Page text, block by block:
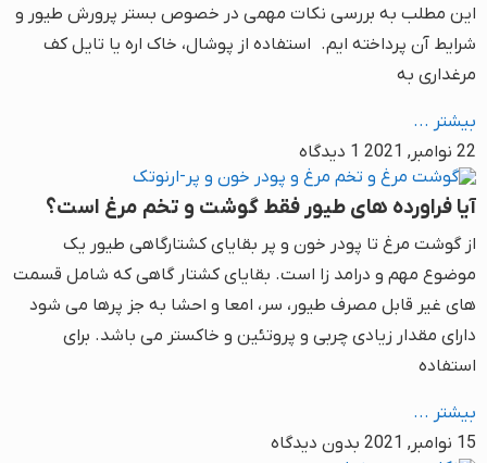
این مطلب به بررسی نکات مهمی در خصوص بستر پرورش طیور و
شرایط آن پرداخته ایم. استفاده از پوشال، خاک اره یا تایل کف
مرغداری به
بیشتر ...
22 نوامبر, 2021
1 دیدگاه
آیا فراورده های طیور فقط گوشت و تخم مرغ است؟
از گوشت مرغ تا پودر خون و پر بقایای کشتارگاهی طیور یک
موضوع مهم و درامد زا است. بقایای کشتار گاهی که شامل قسمت
های غیر قابل مصرف طیور، سر، امعا و احشا به جز پرها می شود
دارای مقدار زیادی چربی و پروتئین و خاکستر می باشد. برای
استفاده
بیشتر ...
15 نوامبر, 2021
بدون دیدگاه